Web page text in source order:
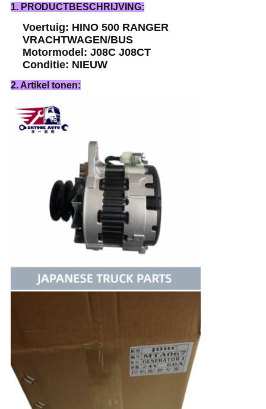
1. PRODUCTBESCHRIJVING:
Voertuig: HINO 500 RANGER
VRACHTWAGEN/BUS
Motormodel: J08C J08CT
Conditie: NIEUW
2. Artikel tonen: